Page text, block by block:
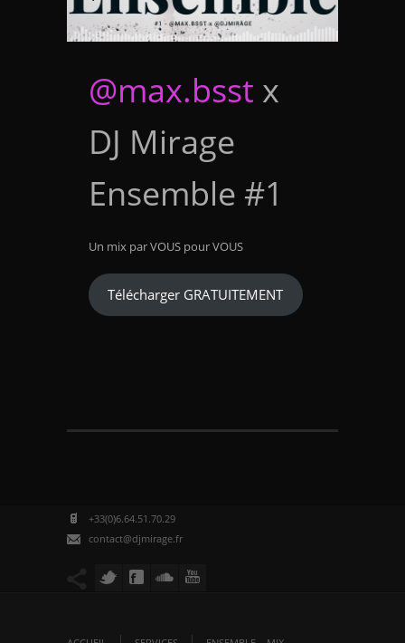
@max.bsst x
DJ Mirage
Ensemble #1
Un mix par VOUS pour VOUS
Télécharger GRATUITEMENT
+33(0)6.64.51.70.29
contact@djmirage.fr